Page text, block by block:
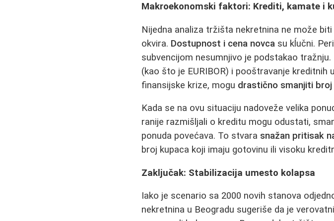
Makroekonomski faktori: Krediti, kamate i
Nijedna analiza tržišta nekretnina ne može
okvira. Dostupnost i cena novca su kĺučni.
subvencijom nesumnjivo je podstakao
(kao što je EURIBOR) i pooštravanje
finansijske krize, mogu drastično smanjiti
Kada se na ovu situaciju nadoveže velika
ranije razmišljali o kreditu mogu odustati,
ponuda povećava. To stvara snažan pritisak
broj kupaca koji imaju gotovinu ili visoku
Zaključak: Stabilizacija umesto kolapsa
Iako je scenario sa 2000 novih stanova
nekretnina u Beogradu sugeriše da je